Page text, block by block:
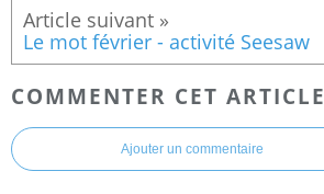
Le mot février - activité Seesaw
COMMENTER CET ARTICLE
Ajouter un commentaire